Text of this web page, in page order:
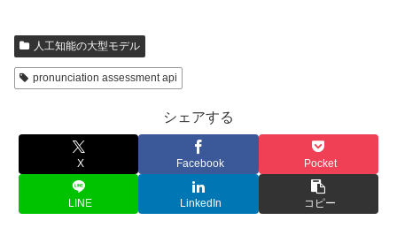
人工知能の大型モデル
pronunciation assessment api
シェアする
X Facebook Pocket
LINE LinkedIn コピー